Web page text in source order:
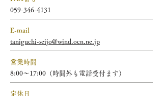
059-346-4131
E-mail
taniguchi-seijo@wind.ocn.ne.jp
営業時間
8:00～17:00（時間外も電話受付ます）
定休日